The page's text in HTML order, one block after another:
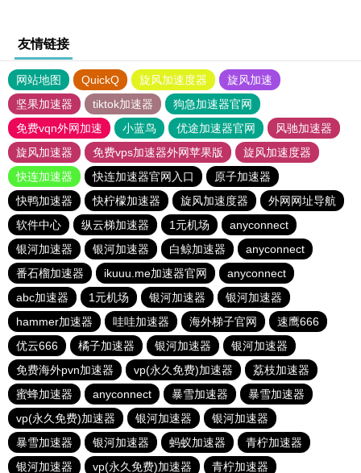
友情链接
网站地图 QuickQ 旋风加速度器
旋风加速
坚果加速器
tiktok加速器
狗急加速器官网
免费vqn外网加速
小蓝鸟 优途加速器官网
风驰加速器
旋风加速器
免费vps加速器外网苹果版
旋风加速度器
快连加速器
快连加速器官网入口
原子加速器
快鸭加速器
快柠檬加速器 旋风加速度器
外网网址导航
软件中心
纵云梯加速器 1元机场
anyconnect
银河加速器
银河加速器 白鲸加速器
anyconnect
番石榴加速器
ikuuu.me加速器官网
anyconnect
abc加速器
1元机场 银河加速器
银河加速器
hammer加速器
哇哇加速器 海外梯子官网
速鹰666
优云666
橘子加速器 银河加速器
银河加速器
免费海外pvn加速器
vp(永久免费)加速器
荔枝加速器
蜜蜂加速器
anyconnect 暴雪加速器
暴雪加速器
vp(永久免费)加速器
银河加速器
银河加速器
暴雪加速器
银河加速器 蚂蚁加速器
青柠加速器
银河加速器
vp(永久免费)加速器 青柠加速器